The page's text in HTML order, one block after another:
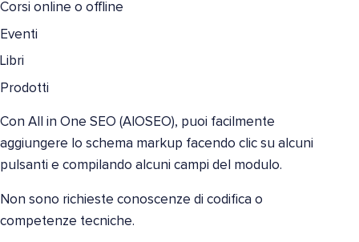
Corsi online o offline
Eventi
Libri
Prodotti
Con All in One SEO (AIOSEO), puoi facilmente
aggiungere lo schema markup facendo clic su alcuni
pulsanti e compilando alcuni campi del modulo.
Non sono richieste conoscenze di codifica o
competenze tecniche.